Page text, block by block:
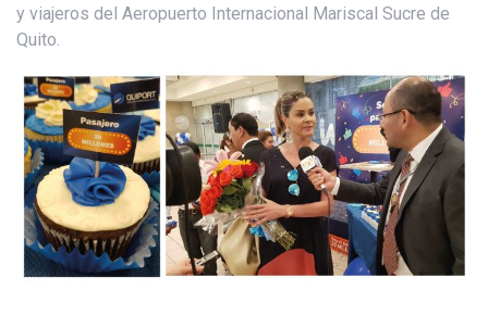
y viajeros del Aeropuerto Internacional Mariscal Sucre de
Quito.